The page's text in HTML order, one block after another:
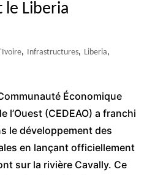
le Liberia
, Infrastructures, Liberia,
Économique
l’Ouest (CEDEAO) a franchi
le développement des
en lançant officiellement
sur la rivière Cavally. Ce